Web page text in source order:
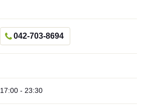
042-703-8694
17:00 - 23:30